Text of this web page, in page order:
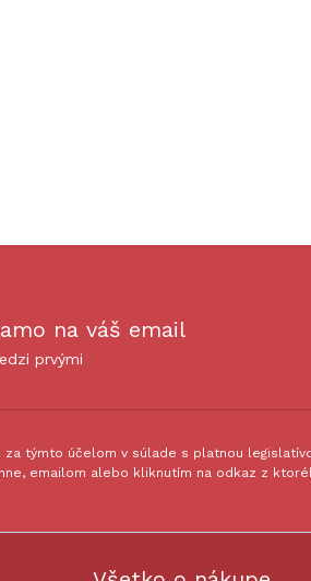
na váš email
prvými
týmto účelom v súlade s platnou
emailom alebo kliknutím na odkaz z